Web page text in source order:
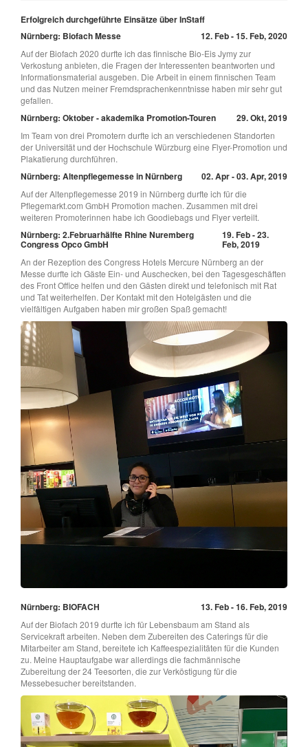
Erfolgreich durchgeführte Einsätze über InStaff
Nürnberg: Biofach Messe
12. Feb - 15. Feb, 2020
Auf der Biofach 2020 durfte ich das finnische Bio-Eis Jymy zur
Verkostung anbieten, die Fragen der Interessenten beantworten und
Informationsmaterial ausgeben. Die Arbeit in einem finnischen Team
und das Nutzen meiner Fremdsprachenkenntnisse haben mir sehr gut
gefallen.
Nürnberg: Oktober - akademika Promotion-Touren 29. Okt, 2019
Im Team von drei Promotern durfte ich an verschiedenen Standorten
der Universität und der Hochschule Würzburg eine Flyer-Promotion und
Plakatierung durchführen.
Nürnberg: Altenpflegemesse in Nürnberg 02. Apr - 03. Apr, 2019
Auf der Altenpflegemesse 2019 in Nürnberg durfte ich für die
Pflegemarkt.com GmbH Promotion machen. Zusammen mit drei
weiteren Promoterinnen habe ich Goodiebags und Flyer verteilt.
Nürnberg: 2.Februarhälfte Rhine Nuremberg
Congress Opco GmbH
19. Feb - 23.
Feb, 2019
An der Rezeption des Congress Hotels Mercure Nürnberg an der
Messe durfte ich Gäste Ein- und Auschecken, bei den Tagesgeschäften
des Front Office helfen und den Gästen direkt und telefonisch mit Rat
und Tat weiterhelfen. Der Kontakt mit den Hotelgästen und die
vielfältigen Aufgaben haben mir großen Spaß gemacht!
Nürnberg: BIOFACH 13. Feb - 16. Feb, 2019
Auf der Biofach 2019 durfte ich für Lebensbaum am Stand als
Servicekraft arbeiten. Neben dem Zubereiten des Caterings für die
Mitarbeiter am Stand, bereitete ich Kaffeespezialitäten für die Kunden
zu. Meine Hauptaufgabe war allerdings die fachmännische
Zubereitung der 24 Teesorten, die zur Verköstigung für die
Messebesucher bereitstanden.